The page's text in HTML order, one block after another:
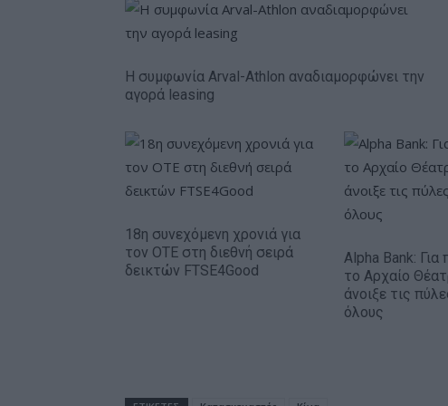
Η συμφωνία Arval-Athlon αναδιαμορφώνει την
αγορά leasing
18η συνεχόμενη χρονιά για
τον ΟΤΕ στη διεθνή σειρά
δεικτών FTSE4Good
Alpha Bank:
το Αρχαίο
άνοιξε τις
όλους